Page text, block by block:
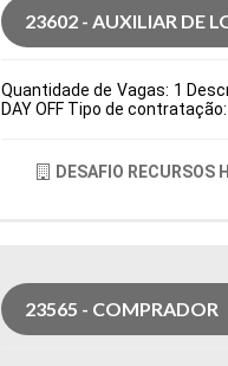
23602 - AUXILIAR DE
Quantidade de Vagas: 1
DAY OFF Tipo de
DESAFIO RECURSOS
23565 - COMPRADOR